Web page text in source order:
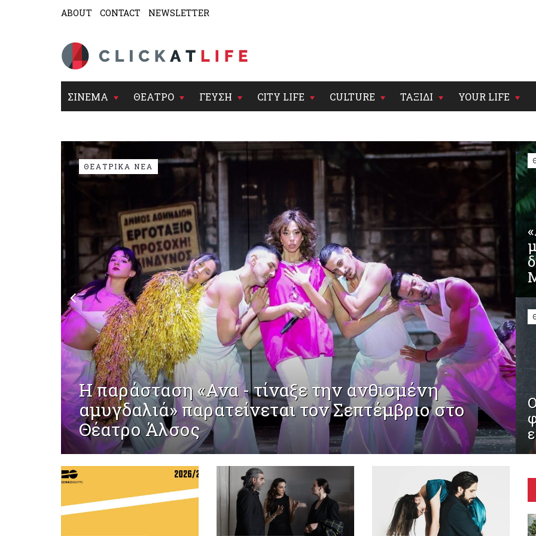
ABOUT CONTACT NEWSLETTER
ΣΙΝΕΜΑ ΘΕΑΤΡΟ ΓΕΥΣΗ CITY LIFE CULTURE ΤΑΞΙΔΙ YOUR LIFE
ΘΕΑΤΡΙΚΑ ΝΕΑ
Η παράσταση «Ανα - τίναξε την ανθισμένη
αμυγδαλιά» παρατείνεται τον Σεπτέμβριο στο
Θέατρο Άλσος